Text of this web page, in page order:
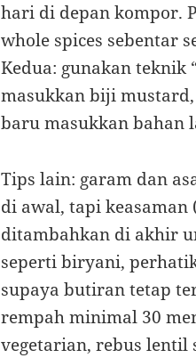
hari di depan kompor.
whole spices sebentar
Kedua: gunakan
masukkan biji
baru masukkan bahan
Tips lain: garam dan
di awal, tapi
ditambahkan di akhir
seperti biryani,
supaya butiran tetap
rempah minimal 30
vegetarian, rebus